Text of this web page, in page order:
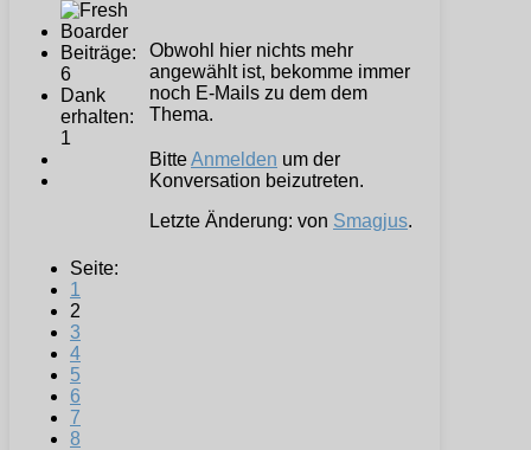
Beiträge:
6
Dank
erhalten:
1
Obwohl hier nichts mehr
angewählt ist, bekomme immer
noch E-Mails zu dem dem
Thema.
BitteAnmelden um der
Konversation beizutreten.
Letzte Änderung: von Smagjus.
Seite:
1
2
3
4
5
6
7
8